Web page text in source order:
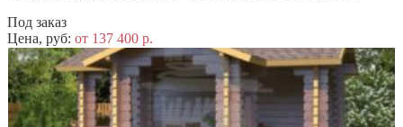
Под заказ
Цена, руб: от 137 400 р.